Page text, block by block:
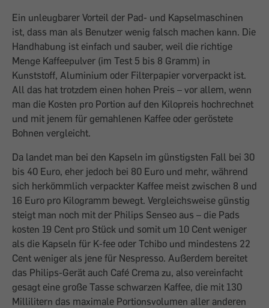
Ein unleugbarer Vorteil der Pad- und Kapselmaschinen
ist, dass man als Benutzer wenig falsch machen kann. Die
Hand­habung ist einfach und sauber, weil die richtige
Menge Kaffeepulver (im Test 5 bis 8 Gramm) in
Kunststoff, Aluminium oder Filterpapier vorverpackt ist.
All das hat trotzdem einen hohen Preis – vor allem, wenn
man die Kosten pro Portion auf den Kilopreis hochrechnet
und mit jenem für gemahlenen Kaffee oder geröstete
Bohnen vergleicht.
Da landet man bei den Kapseln im günstigsten Fall bei 30
bis 40 Euro, eher jedoch bei 80 Euro und mehr, während
sich herkömmlich verpackter Kaffee meist zwischen 8 und
16 Euro pro Kilogramm ­bewegt. Vergleichsweise günstig
steigt man noch mit der Philips Senseo aus – die Pads
kosten 19 Cent pro Stück und somit um 10 Cent weniger
als die Kapseln für K-fee oder Tchibo und mindestens 22
Cent weniger als jene für Nespresso. Außerdem bereitet
das Philips-Gerät auch Café Crema zu, also vereinfacht
gesagt eine große Tasse schwarzen Kaffee, die mit 130
Millilitern das maximale Portionsvolumen aller anderen